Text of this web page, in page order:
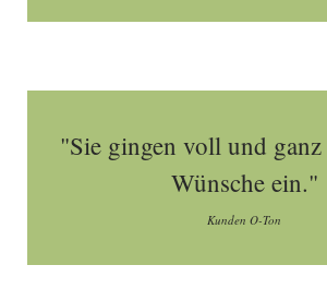
"Sie gingen voll und
Wünsche ein."
Kunden O-Ton